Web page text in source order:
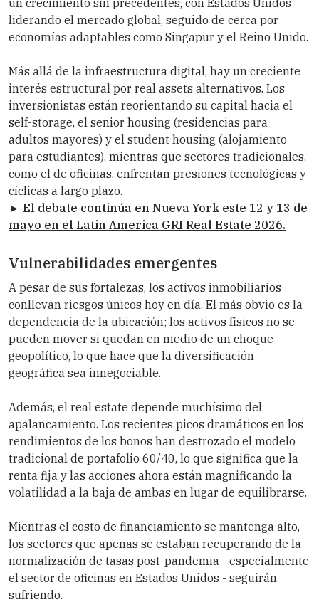
un crecimiento sin precedentes, con Estados Unidos
liderando el mercado global, seguido de cerca por
economías adaptables como Singapur y el Reino Unido.
Más allá de la infraestructura digital, hay un creciente
interés estructural por real assets alternativos. Los
inversionistas están reorientando su capital hacia el
self-storage, el senior housing (residencias para
adultos mayores) y el student housing (alojamiento
para estudiantes), mientras que sectores tradicionales,
como el de oficinas, enfrentan presiones tecnológicas y
cíclicas a largo plazo.
► El debate continúa en Nueva York este 12 y 13 de
mayo en el Latin America GRI Real Estate 2026.
Vulnerabilidades emergentes
A pesar de sus fortalezas, los activos inmobiliarios
conllevan riesgos únicos hoy en día. El más obvio es la
dependencia de la ubicación; los activos físicos no se
pueden mover si quedan en medio de un choque
geopolítico, lo que hace que la diversificación
geográfica sea innegociable.
Además, el real estate depende muchísimo del
apalancamiento. Los recientes picos dramáticos en los
rendimientos de los bonos han destrozado el modelo
tradicional de portafolio 60/40, lo que significa que la
renta fija y las acciones ahora están magnificando la
volatilidad a la baja de ambas en lugar de equilibrarse.
Mientras el costo de financiamiento se mantenga alto,
los sectores que apenas se estaban recuperando de la
normalización de tasas post-pandemia - especialmente
el sector de oficinas en Estados Unidos - seguirán
sufriendo.